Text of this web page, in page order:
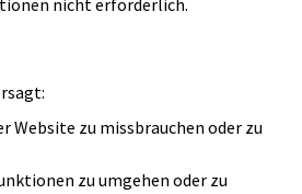
nicht erforderlich.
Website zu missbrauchen oder zu
zu umgehen oder zu